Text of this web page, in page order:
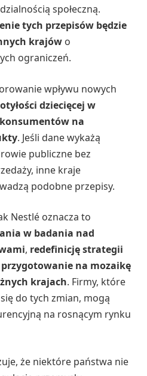
społeczną.
tych przepisów będzie
krajów o
ograniczeń.
wpływu nowych
dziecięcej w
na
. Jeśli dane wykażą
publiczne bez
inne kraje
podobne przepisy.
Nestlé oznacza to
w badania nad
, redefinicję strategii
przygotowanie na mozaikę
krajach. Firmy, które
do tych zmian, mogą
na rosnącym rynku
że niektóre państwa nie